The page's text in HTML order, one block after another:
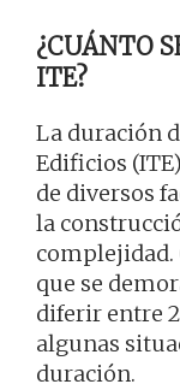
¿CUÁNTO
ITE?
La duración
Edificios
de diversos
la
complejidad.
que se
diferir entre
algunas
duración.